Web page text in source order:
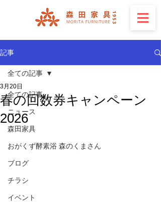
記事
全ての記事
ニュース
森田家具
おがくず酵素浴 森のくまさん
ブログ
チラシ
イベント
全ての記事
春の回数券キャンペーン
2026
3月20日